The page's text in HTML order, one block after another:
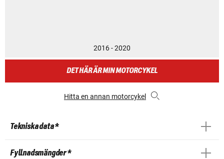
2016 - 2020
DET HÄR ÄR MIN MOTORCYKEL
Hitta en annan motorcykel
Tekniska data *
Fyllnadsmängder *